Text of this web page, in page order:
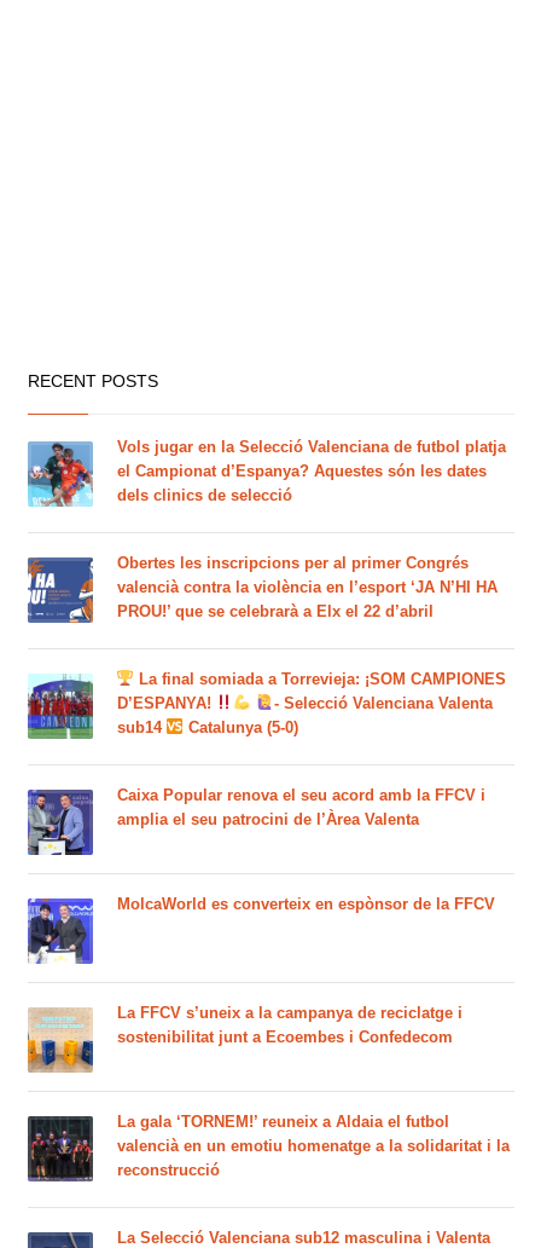
RECENT POSTS
Vols jugar en la Selecció Valenciana de futbol platja
el Campionat d’Espanya? Aquestes són les dates
dels clinics de selecció
Obertes les inscripcions per al primer Congrés
valencià contra la violència en l’esport ‘JA N’HI HA
PROU!’ que se celebrarà a Elx el 22 d’abril
La final somiada a Torrevieja: ¡SOM CAMPIONES
D’ESPANYA!
- Selecció Valenciana Valenta
sub14
Catalunya (5-0)
Caixa Popular renova el seu acord amb la FFCV i
amplia el seu patrocini de l’Àrea Valenta
MolcaWorld es converteix en espònsor de la FFCV
La FFCV s’uneix a la campanya de reciclatge i
sostenibilitat junt a Ecoembes i Confedecom
La gala ‘TORNEM!’ reuneix a Aldaia el futbol
valencià en un emotiu homenatge a la solidaritat i la
reconstrucció
La Selecció Valenciana sub12 masculina i Valenta